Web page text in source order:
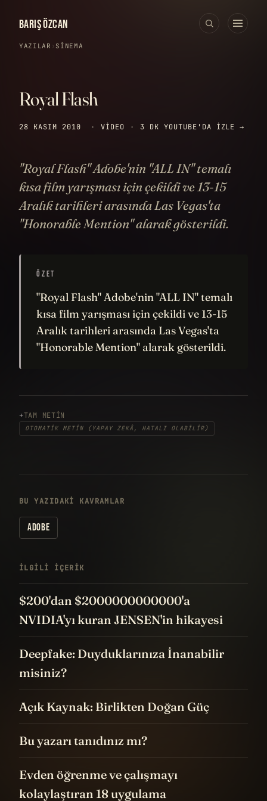
BARIŞ ÖZCAN
YAZILAR › SINEMA
Royal Flash
28 KASIM 2010 · VIDEO · 3 DK YOUTUBE'DA IZLE →
"Royal Flash" Adobe'nin "ALL IN" temalı
kısa film yarışması için çekildi ve 13-15
Aralık tarihleri arasında Las Vegas'ta
"Honorable Mention" alarak gösterildi.
ÖZET
"Royal Flash" Adobe'nin "ALL IN" temalı
kısa film yarışması için çekildi ve 13-15
Aralık tarihleri arasında Las Vegas'ta
"Honorable Mention" alarak gösterildi.
TAM METIN
OTOMATIK METIN (YAPAY ZEKÂ, HATALI OLABILIR)
BU YAZIDAKI KAVRAMLAR
ADOBE
İLGILI IÇERIK
$200'dan $2000000000000'a
NVIDIA'yı kuran JENSEN'in hikayesi
Deepfake: Duyduklarınıza İnanabilir
misiniz?
Açık Kaynak: Birlikten Doğan Güç
Bu yazarı tanıdınız mı?
Evden öğrenme ve çalışmayı
kolaylaştıran 18 uygulama